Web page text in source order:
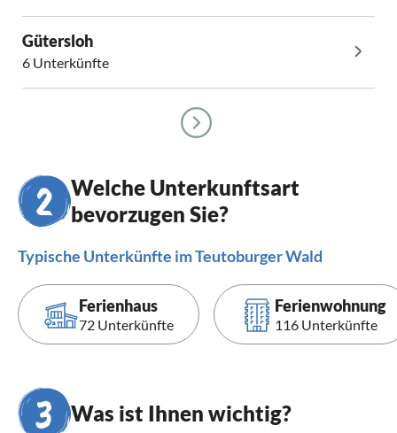
Gütersloh
6 Unterkünfte
Welche Unterkunftsart
bevorzugen Sie?
Typische Unterkünfte im Teutoburger Wald
Ferienhaus
72 Unterkünfte
Ferienwohnung
116 Unterkünfte
Was ist Ihnen wichtig?